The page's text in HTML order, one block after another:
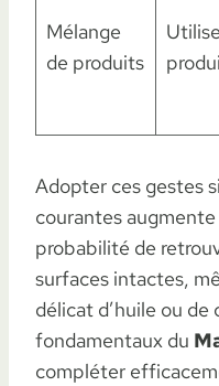
Mélange
de produits
Adopter ces gestes
courantes
probabilité de
surfaces intactes,
délicat d’huile ou
fondamentaux du
compléter